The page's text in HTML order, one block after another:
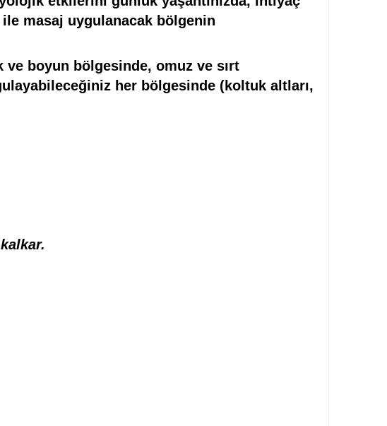
masaj uygulanacak bölgenin
boyun bölgesinde, omuz ve sırt
her bölgesinde (koltuk altları,